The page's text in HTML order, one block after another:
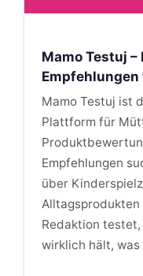
Mamo Testuj
Mamo Testuj ist
Plattform für
Empfehlungen
über
Alltagsprodukten
Redaktion
wirklich hält,